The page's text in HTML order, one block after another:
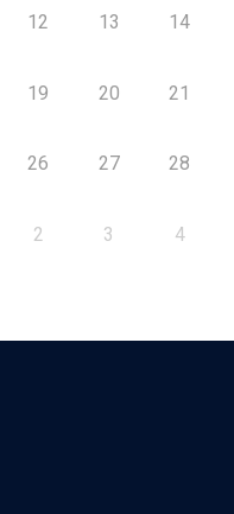
12 13 14
19 20 21
26 27 28
2 3 4